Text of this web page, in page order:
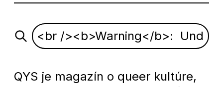
QYS je magazín o queer kultúre,